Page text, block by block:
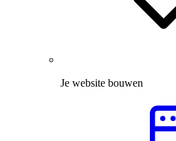
Je website bouwen